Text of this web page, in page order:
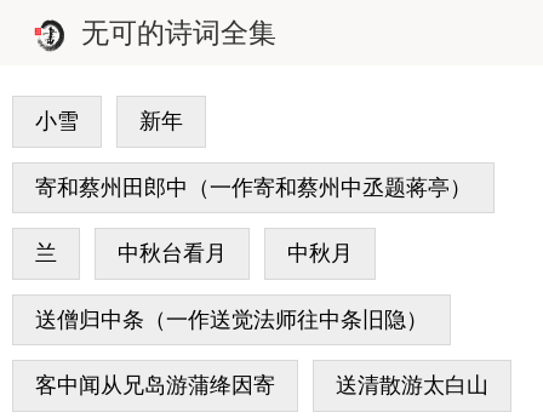
无可的诗词全集
小雪 新年
寄和蔡州田郎中（一作寄和蔡州中丞题蒋亭）
兰 中秋台看月 中秋月
送僧归中条（一作送觉法师往中条旧隐）
客中闻从兄岛游蒲绛因寄 送清散游太白山